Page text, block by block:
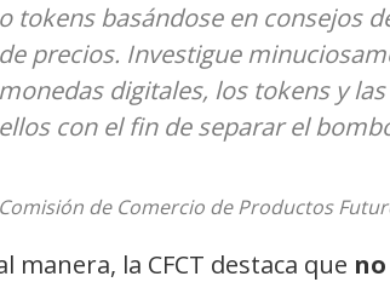
o tokens basándose en consejos
de precios. Investigue
monedas digitales, los tokens y
ellos con el fin de separar el
Comisión de Comercio de Productos
manera, la CFCT destaca que